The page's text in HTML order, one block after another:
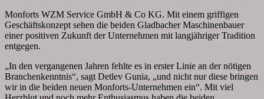
Monforts WZM Service GmbH & Co KG. Mit einem griffigen
Geschäftskonzept sehen die beiden Gladbacher Maschinenbauer
einer positiven Zukunft der Unternehmen mit langjähriger Tradition
entgegen.
„In den vergangenen Jahren fehlte es in erster Linie an der nötigen
Branchenkenntnis“, sagt Detlev Gunia, „und nicht nur diese bringen
wir in die beiden neuen Monforts-Unternehmen ein“. Mit viel